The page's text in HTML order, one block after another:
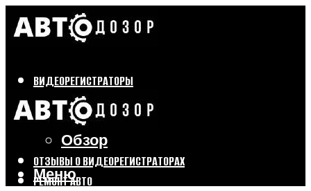
ВИДЕОРЕГИСТРАТОРЫ
Бренды
Выбор
Обзор
ОТЗЫВЫ О ВИДЕОРЕГИСТРАТОРАХ
РЕМОНТ АВТО
Меню